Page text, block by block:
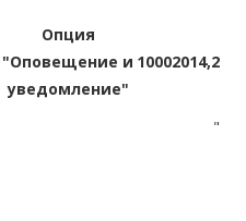
Опция
"Оповещение и
уведомление"
10002014,2
"